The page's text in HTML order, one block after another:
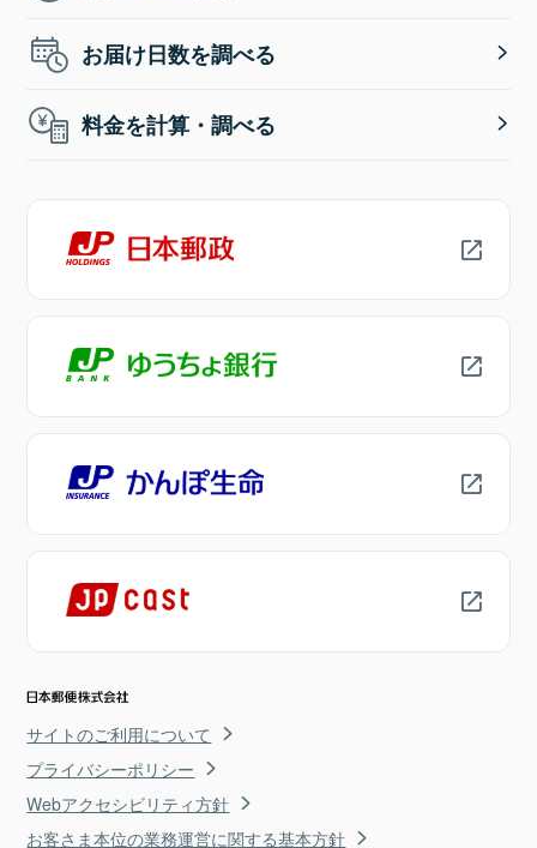
お届け日数を調べる
料金を計算・調べる
サイトのご利用について
プライバシーポリシー
Webアクセシビリティ方針
お客さま本位の業務運営に関する基本方針